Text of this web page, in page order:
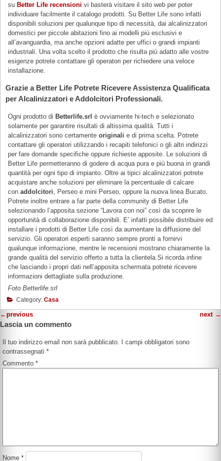
su Better Life recensioni vi basterà visitare il sito web per poter
individuare facilmente il catalogo prodotti. Su Better Life sono infatti
disponibili soluzioni per qualunque tipo di necessità, dai alcalinizzatori
domestici per piccole abitazioni fino ai modelli più esclusivi e
all’avanguardia, ma anche opzioni adatte per uffici o grandi impianti
industriali. Una volta scelto il prodotto che risulta più adatto alle vostre
esigenze potrete contattare gli operatori per richiedere una veloce
installazione.
Grazie a Better Life Potrete Ricevere Assistenza Qualificata
per Alcalinizzatori e Addolcitori Professionali.
Ogni prodotto di Betterlife.srlè ovviamente hi-tech e selezionato
solamente per garantire risultati di altissima qualità. Tutti i
alcalinizzatori sono certamenteoriginali e di prima scelta. Potrete
contattare gli operatori utilizzando i recapiti telefonici o gli altri indirizzi
per fare domande specifiche oppure richieste apposite. Le soluzioni di
Better Life permetteranno di godere di acqua pura e più buona in grandi
quantità per ogni tipo di impianto. Oltre ai tipici alcalinizzatori potrete
acquistare anche soluzioni per eliminare la percentuale di calcare
conaddolcitori , Perseo e mini Perseo, oppure la nuova linea Bucato.
Potrete inoltre entrare a far parte della community di Better Life
selezionando l’apposita sezione “Lavora con noi” così da scoprire le
opportunità di collaborazione disponibili. E’ infatti possibile distribuire ed
installare i prodotti di Better Life così da aumentare la diffusione del
servizio. Gli operatori esperti saranno sempre pronti a fornirvi
qualunque informazione, mentre le recensioni mostrano chiaramente la
grande qualità del servizio offerto a tutta la clientela.Si ricorda infine
che lasciando i propri dati nell’apposita schermata potrete ricevere
informazioni dettagliate sulla produzione.
Foto Betterlife.srl
Category: Casa
←previous next →
Lascia un commento
Il tuo indirizzo email non sarà pubblicato.
I campi obbligatori sono
contrassegnati*
Commento*
Nome*